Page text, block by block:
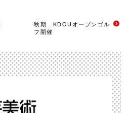
秋期 KDOUオープンゴル
フ開催